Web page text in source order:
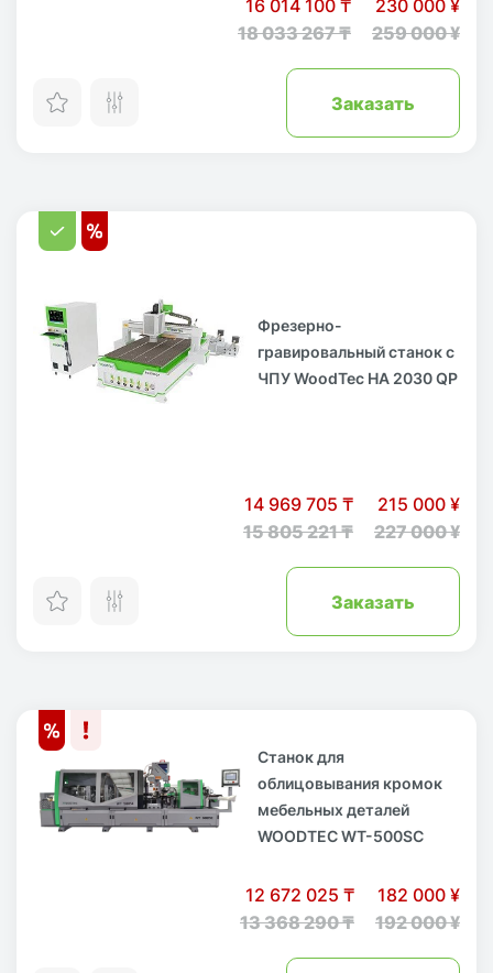
16 014 100 ₸
18 033 267 ₸
230 000 ¥
259 000 ¥
Заказать
Фрезерно-
гравировальный станок с
ЧПУ WoodTec HA 2030 QP
14 969 705 ₸
15 805 221 ₸
215 000 ¥
227 000 ¥
Заказать
Станок для
облицовывания кромок
мебельных деталей
WOODTEC WT-500SC
12 672 025 ₸
13 368 290 ₸
182 000 ¥
192 000 ¥